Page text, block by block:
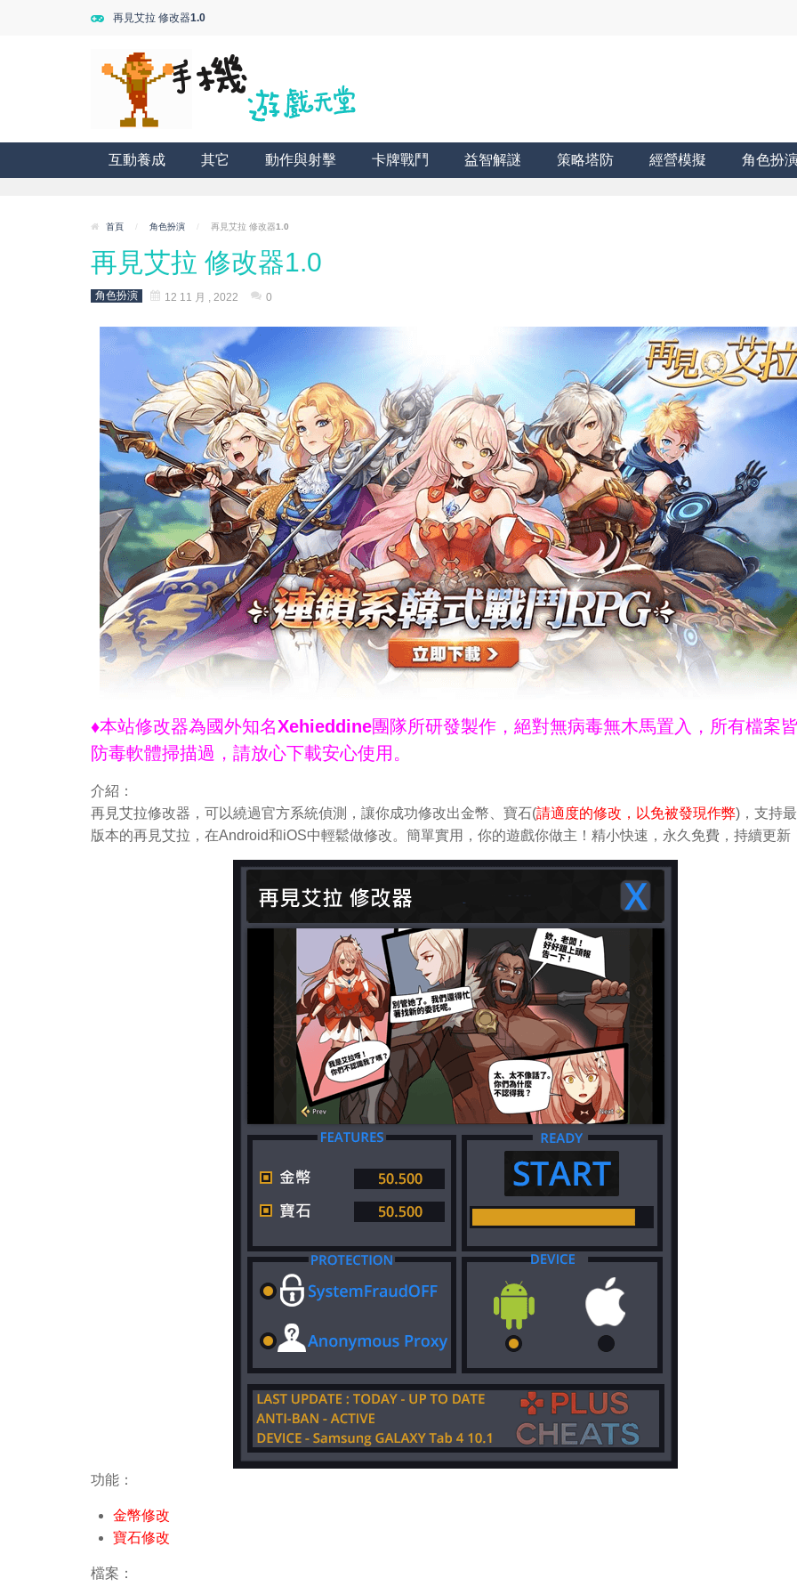
再見艾拉 修改器1.0
互動養成 其它 動作與射擊 卡牌戰鬥 益智解謎 策略塔防 經營模擬 角色扮
首頁 / 角色扮演 / 再見艾拉 修改器1.0
再見艾拉 修改器1.0
角色扮演 12 11 月 , 2022 0
♦本站修改器為國外知名Xehieddine團隊所研發製作，絕對無病毒無木馬置入，所有檔案
防毒軟體掃描過，請放心下載安心使用。
介紹：
再見艾拉修改器，可以繞過官方系統偵測，讓你成功修改出金幣、寶石(請適度的修改，以免被發現作弊)，支持
版本的再見艾拉，在Android和iOS中輕鬆做修改。簡單實用，你的遊戲你做主！精小快速，永久免費，持續更新
功能：
金幣修改
寶石修改
檔案：